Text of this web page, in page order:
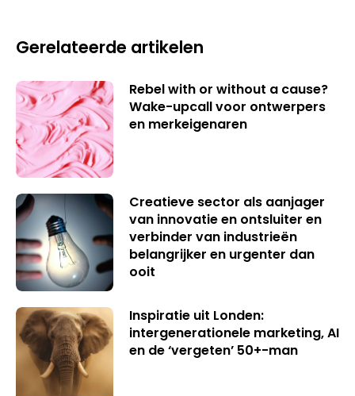
Gerelateerde artikelen
Rebel with or without a cause?
Wake-upcall voor ontwerpers
en merkeigenaren
Creatieve sector als aanjager
van innovatie en ontsluiter en
verbinder van industrieën
belangrijker en urgenter dan
ooit
Inspiratie uit Londen:
intergenerationele marketing, AI
en de ‘vergeten’ 50+-man